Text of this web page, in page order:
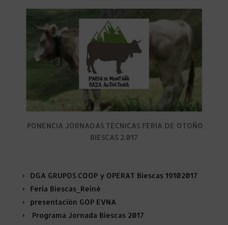
PONENCIA JORNADAS TECNICAS FERIA DE OTOÑO
BIESCAS 2.017
DGA GRUPOS COOP y OPERAT Biescas 19102017
Feria Biescas_Reiné
presentación GOP EVNA
Programa Jornada Biescas 2017